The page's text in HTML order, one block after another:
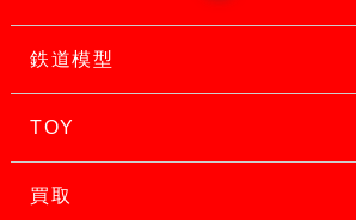
鉄道模型
TOY
買取